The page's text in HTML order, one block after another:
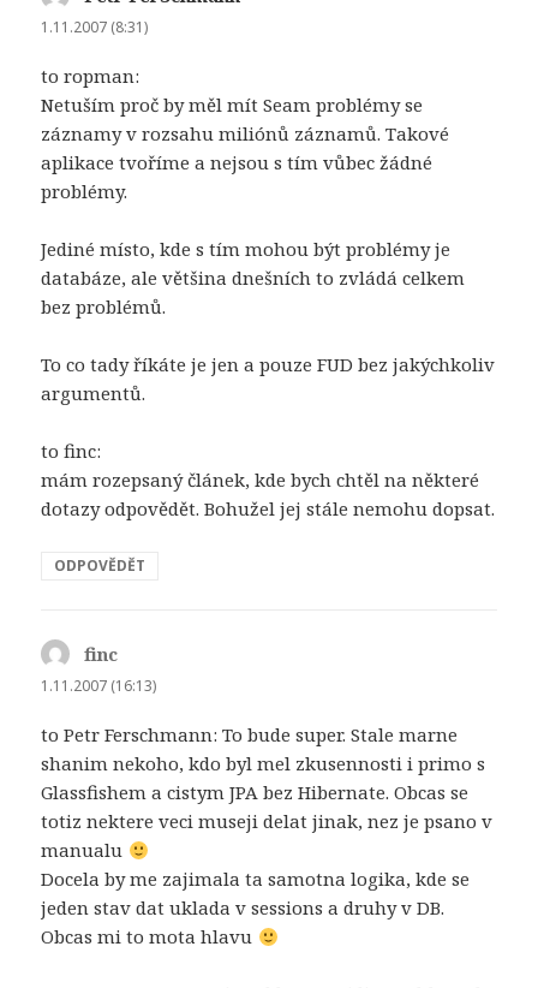
1.11.2007 (8:31)
to ropman:
Netuším proč by měl mít Seam problémy se
záznamy v rozsahu miliónů záznamů. Takové
aplikace tvoříme a nejsou s tím vůbec žádné
problémy.
Jediné místo, kde s tím mohou být problémy je
databáze, ale většina dnešních to zvládá celkem
bez problémů.
To co tady říkáte je jen a pouze FUD bez jakýchkoliv
argumentů.
to finc:
mám rozepsaný článek, kde bych chtěl na některé
dotazy odpovědět. Bohužel jej stále nemohu dopsat.
ODPOVĚDĚT
finc
1.11.2007 (16:13)
to Petr Ferschmann: To bude super. Stale marne
shanim nekoho, kdo byl mel zkusennosti i primo s
Glassfishem a cistym JPA bez Hibernate. Obcas se
totiz nektere veci museji delat jinak, nez je psano v
manualu
Docela by me zajimala ta samotna logika, kde se
jeden stav dat uklada v sessions a druhy v DB.
Obcas mi to mota hlavu